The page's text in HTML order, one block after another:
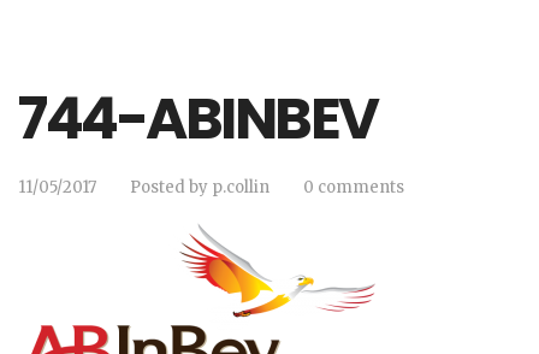
744-ABINBEV
11/05/2017 Posted by p.collin 0 comments